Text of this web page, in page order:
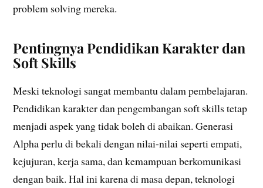
problem solving mereka.
Pentingnya Pendidikan Karakter dan
Soft Skills
Meski teknologi sangat membantu dalam pembelajaran.
Pendidikan karakter dan pengembangan soft skills tetap
menjadi aspek yang tidak boleh di abaikan. Generasi
Alpha perlu di bekali dengan nilai-nilai seperti empati,
kejujuran, kerja sama, dan kemampuan berkomunikasi
dengan baik. Hal ini karena di masa depan, teknologi